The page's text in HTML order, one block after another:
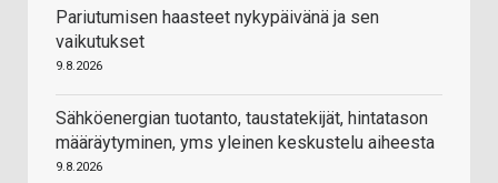
Pariutumisen haasteet nykypäivänä ja sen
vaikutukset
9.8.2026
Sähköenergian tuotanto, taustatekijät, hintatason
määräytyminen, yms yleinen keskustelu aiheesta
9.8.2026